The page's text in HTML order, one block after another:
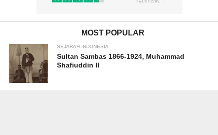
MOST POPULAR
SEJARAH INDONESIA
Sultan Sambas 1866-1924, Muhammad
Shafiuddin II